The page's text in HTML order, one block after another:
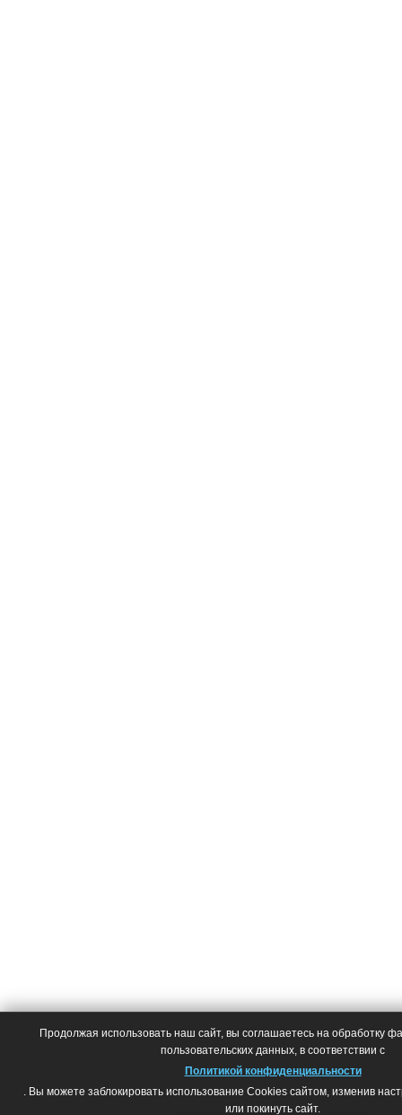
Продолжая использовать наш сайт, вы соглашаетесь на обработку
пользовательских данных, в соответствии с
Политикой конфиденциальности
. Вы можете заблокировать использование Cookies сайтом, изменив
или покинуть сайт.